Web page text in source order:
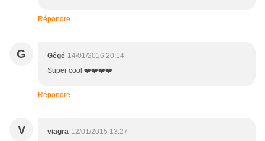
Répondre
G Gégé 14/01/2016 20:14
Super cool ❤️❤️❤️❤️
Répondre
V viagra 12/01/2015 13:27